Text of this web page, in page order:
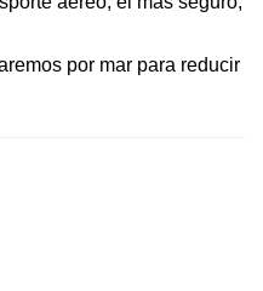
por mar para reducir